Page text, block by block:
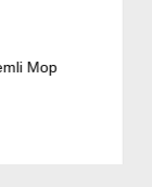
Mop